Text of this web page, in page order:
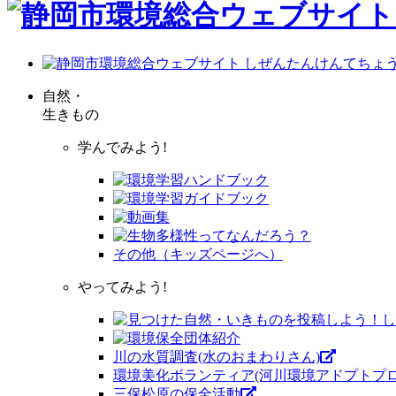
自然・
生きもの
学んでみよう!
その他（キッズページへ）
やってみよう!
川の水質調査(水のおまわりさん)
環境美化ボランティア(河川環境アドプトプ